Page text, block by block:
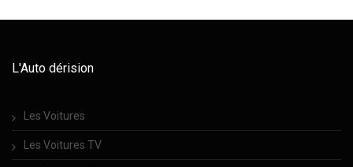
L'Auto dérision
Les Voitures
Les Voitures TV